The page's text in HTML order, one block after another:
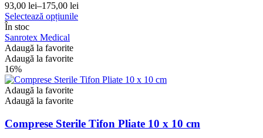
93,00 lei–175,00 lei
Interval
de
prețuri:
93,00 lei
până
la
175,00 lei
Selectează opțiunileAcest
Opțiunile
în
pagina
În stoc
Sanrotex Medical
Adaugă la favorite
Adaugă la favorite
16%
Adaugă la favorite
Adaugă la favorite
Comprese Sterile Tifon Pliate 10 x 10 cm